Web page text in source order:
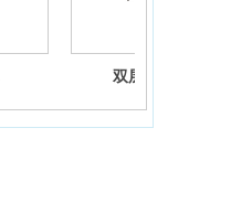
双层油箱滚筒印